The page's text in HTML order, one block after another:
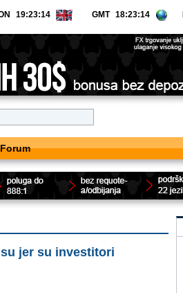
GMT
Forum
jer su investitori